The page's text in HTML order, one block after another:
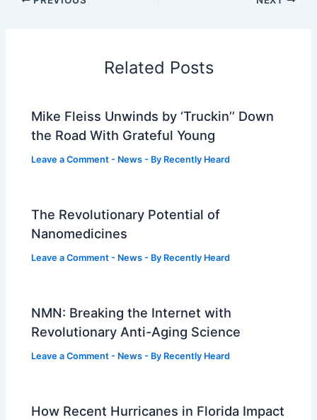
Related Posts
Mike Fleiss Unwinds by ‘Truckin’’ Down
the Road With Grateful Young
Leave a Comment - News - By Recently Heard
The Revolutionary Potential of
Nanomedicines
Leave a Comment - News - By Recently Heard
NMN: Breaking the Internet with
Revolutionary Anti-Aging Science
Leave a Comment - News - By Recently Heard
How Recent Hurricanes in Florida Impact